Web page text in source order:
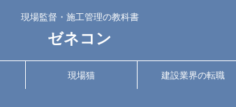
現場監督・施工管理の教科書
ゼネコン
現場猫 建設業界の転職